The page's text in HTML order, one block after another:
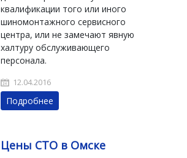
квалификации того или иного
шиномонтажного сервисного
центра, или не замечают явную
халтуру обслуживающего
персонала.
12.04.2016
Подробнее
Цены СТО в Омске